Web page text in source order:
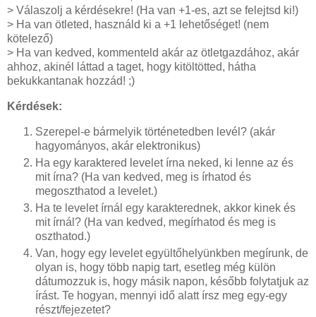
> Válaszolj a kérdésekre! (Ha van +1-es, azt se felejtsd ki!)
> Ha van ötleted, használd ki a +1 lehetőséget! (nem
kötelező)
> Ha van kedved, kommenteld akár az ötletgazdához, akár
ahhoz, akinél láttad a taget, hogy kitöltötted, hátha
bekukkantanak hozzád! ;)
Kérdések:
Szerepel-e bármelyik történetedben levél? (akár
hagyományos, akár elektronikus)
Ha egy karaktered levelet írna neked, ki lenne az és
mit írna? (Ha van kedved, meg is írhatod és
megoszthatod a levelet.)
Ha te levelet írnál egy karakterednek, akkor kinek és
mit írnál? (Ha van kedved, megírhatod és meg is
oszthatod.)
Van, hogy egy levelet együltőhelyünkben megírunk, de
olyan is, hogy több napig tart, esetleg még külön
dátumozzuk is, hogy másik napon, később folytatjuk az
írást. Te hogyan, mennyi idő alatt írsz meg egy-egy
részt/fejezetet?